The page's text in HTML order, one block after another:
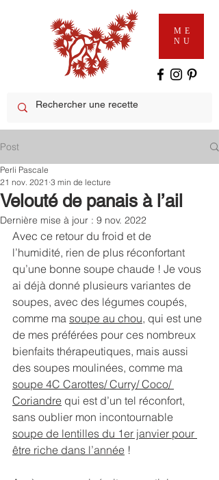
ME
NU
Post
Velouté de panais à l’ail
Perli Pascale
21 nov. 2021 3 min de lecture
Dernière mise à jour : 9 nov. 2022
Avec ce retour du froid et de
l’humidité, rien de plus réconfortant
qu’une bonne soupe chaude ! Je vous
ai déjà donné plusieurs variantes de
soupes, avec des légumes coupés,
comme ma soupe au chou, qui est une
de mes préférées pour ces nombreux
bienfaits thérapeutiques, mais aussi
des soupes moulinées, comme ma
soupe 4C Carottes/ Curry/ Coco/
Coriandre qui est d’un tel réconfort,
sans oublier mon incontournable
soupe de lentilles du 1er janvier pour
être riche dans l’année !